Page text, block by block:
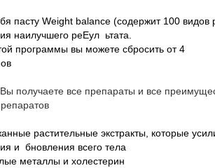
пасту Weight balance (содержит 100 видов
наилучшего реЕул ьтата.
программы вы можете сбросить от 4
Вы получаете все препараты и все
растительные экстракты, которые
и бновления всего тела
металлы и холестерин